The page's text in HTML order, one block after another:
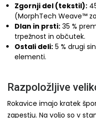
Zgornji del (tekstil):
(MorphTech Weave™
Dlan in prsti: 35 %
trpežnost in občutek.
Ostali deli: 5 % drugi
elementi.
Razpoložljive
Rokavice imajo kratek
zapestju. Na voljo so v